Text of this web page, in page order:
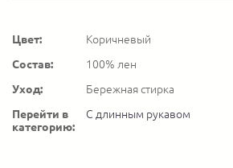
Цвет:
Коричневый
Состав:
100% лен
Уход:
Бережная стирка
Перейти в
категорию:
С длинным рукавом